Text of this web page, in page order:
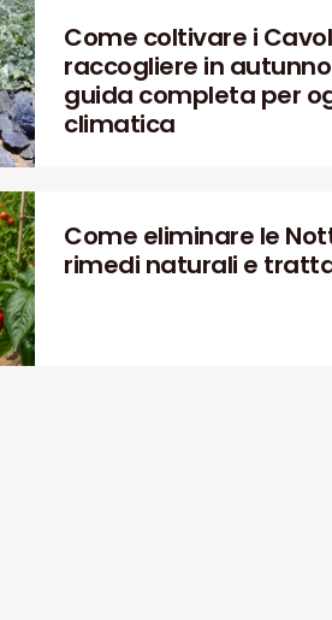
Come coltivare i
raccogliere in
guida completa per
climatica
Come eliminare le
rimedi naturali e